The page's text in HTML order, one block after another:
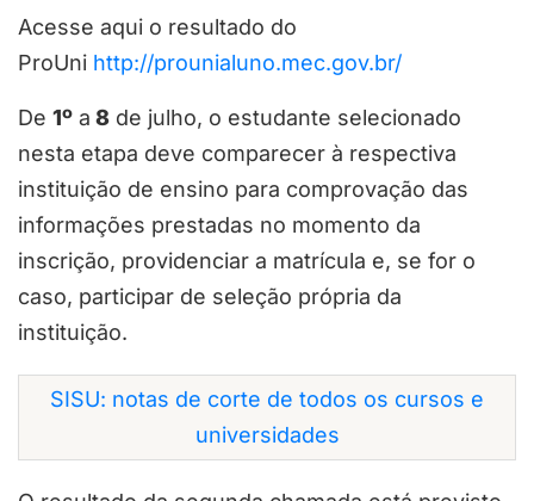
Acesse aqui o resultado do
ProUni http://prounialuno.mec.gov.br/
De 1º a 8 de julho, o estudante selecionado
nesta etapa deve comparecer à respectiva
instituição de ensino para comprovação das
informações prestadas no momento da
inscrição, providenciar a matrícula e, se for o
caso, participar de seleção própria da
instituição.
SISU: notas de corte de todos os cursos e
universidades